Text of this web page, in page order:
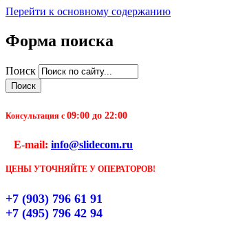
Перейти к основному содержанию
Форма поиска
Поиск
Консультация с 09:00 до 22:00
E-mail: info@slidecom.ru
ЦЕНЫ УТОЧНЯЙТЕ У ОПЕРАТОРОВ!
+7 (903) 796 61 91
+7 (495) 796 42 94